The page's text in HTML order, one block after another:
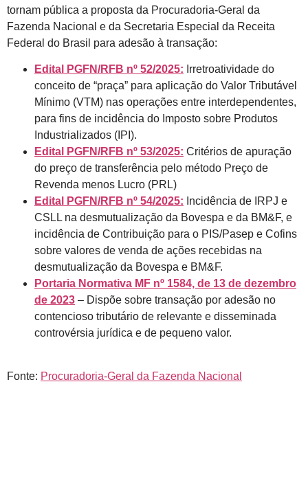
tornam pública a proposta da Procuradoria-Geral da
Fazenda Nacional e da Secretaria Especial da Receita
Federal do Brasil para adesão à transação:
Edital PGFN/RFB nº 52/2025: Irretroatividade do
conceito de “praça” para aplicação do Valor Tributável
Mínimo (VTM) nas operações entre interdependentes,
para fins de incidência do Imposto sobre Produtos
Industrializados (IPI).
Edital PGFN/RFB nº 53/2025: Critérios de apuração
do preço de transferência pelo método Preço de
Revenda menos Lucro (PRL)
Edital PGFN/RFB nº 54/2025: Incidência de IRPJ e
CSLL na desmutualização da Bovespa e da BM&F, e
incidência de Contribuição para o PIS/Pasep e Cofins
sobre valores de venda de ações recebidas na
desmutualização da Bovespa e BM&F.
Portaria Normativa MF nº 1584, de 13 de dezembro
de 2023 – Dispõe sobre transação por adesão no
contencioso tributário de relevante e disseminada
controvérsia jurídica e de pequeno valor.
Fonte: Procuradoria-Geral da Fazenda Nacional